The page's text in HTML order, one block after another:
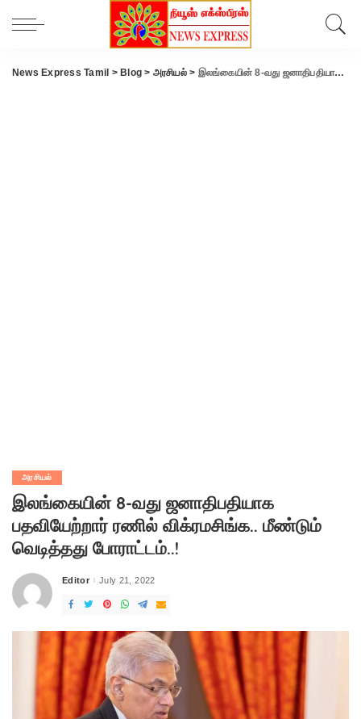
News Express Tamil > Blog > அரசியல்> இலங்கையின் 8-வது ஜனாதிபதியாக பதவியேற்றார் ரணில் விக்ரமசிங்க.. மீண்டும் வெடித்தது போராட்டம்..!
அரசியல்
இலங்கையின் 8-வது ஜனாதிபதியாக
பதவியேற்றார் ரணில் விக்ரமசிங்க.. மீண்டும்
வெடித்தது போராட்டம்..!
Posted
Editor July 21, 2022